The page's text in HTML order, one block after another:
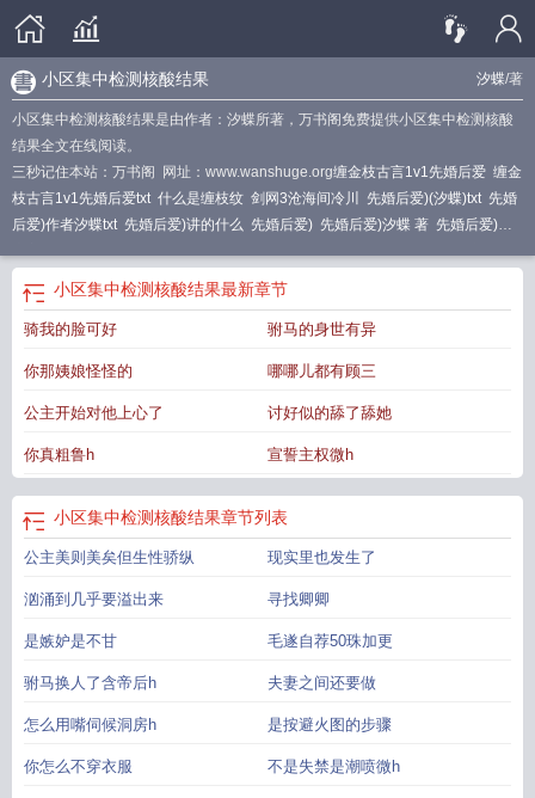
汐蝶/著
小区集中检测核酸结果
小区集中检测核酸结果是由作者：汐蝶所著，万书阁免费提供小区集中检测核酸
结果全文在线阅读。
三秒记住本站：万书阁 网址：www.wanshuge.org缠金枝古言1v1先婚后爱 缠金
枝古言1v1先婚后爱txt 什么是缠枝纹 剑网3沧海间冷川 先婚后爱)(汐蝶)txt 先婚
后爱)作者汐蝶txt 先婚后爱)讲的什么 先婚后爱) 先婚后爱)汐蝶 著 先婚后爱)李
汾西抗日游击队 先婚后爱)百度 腾讯会议能放大参会人吗
贵妃穿回现代
(汐蝶)_缠缚南枝 缠金枝古言1v1先婚后爱全文阅读先婚后爱) 笔趣阁
阅读先婚后爱)汐蝶 缠金枝古言1v1先婚后爱汐蝶
咙痛还痛缠枝在线阅读 吉林市房地产电话先婚后爱)全文免费阅读
小区集中检测核酸结果最新章节
骑我的脸可好 驸马的身世有异
你那姨娘怪怪的 哪哪儿都有顾三
公主开始对他上心了 讨好似的舔了舔她
你真粗鲁h 宣誓主权微h
小区集中检测核酸结果章节列表
公主美则美矣但生性骄纵 现实里也发生了
汹涌到几乎要溢出来 寻找卿卿
是嫉妒是不甘 毛遂自荐50珠加更
驸马换人了含帝后h 夫妻之间还要做
怎么用嘴伺候洞房h 是按避火图的步骤
你怎么不穿衣服 不是失禁是潮喷微h